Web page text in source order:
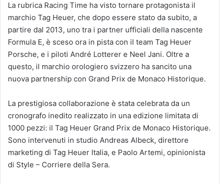
La rubrica Racing Time ha visto tornare protagonista il
marchio Tag Heuer, che dopo essere stato da subito, a
partire dal 2013, uno tra i partner ufficiali della nascente
Formula E, è sceso ora in pista con il team Tag Heuer
Porsche, e i piloti André Lotterer e Neel Jani. Oltre a
questo, il marchio orologiero svizzero ha sancito una
nuova partnership con Grand Prix de Monaco Historique.
La prestigiosa collaborazione è stata celebrata da un
cronografo inedito realizzato in una edizione limitata di
1000 pezzi: il Tag Heuer Grand Prix de Monaco Historique.
Sono intervenuti in studio Andreas Albeck, direttore
marketing di Tag Heuer Italia, e Paolo Artemi, opinionista
di Style – Corriere della Sera.